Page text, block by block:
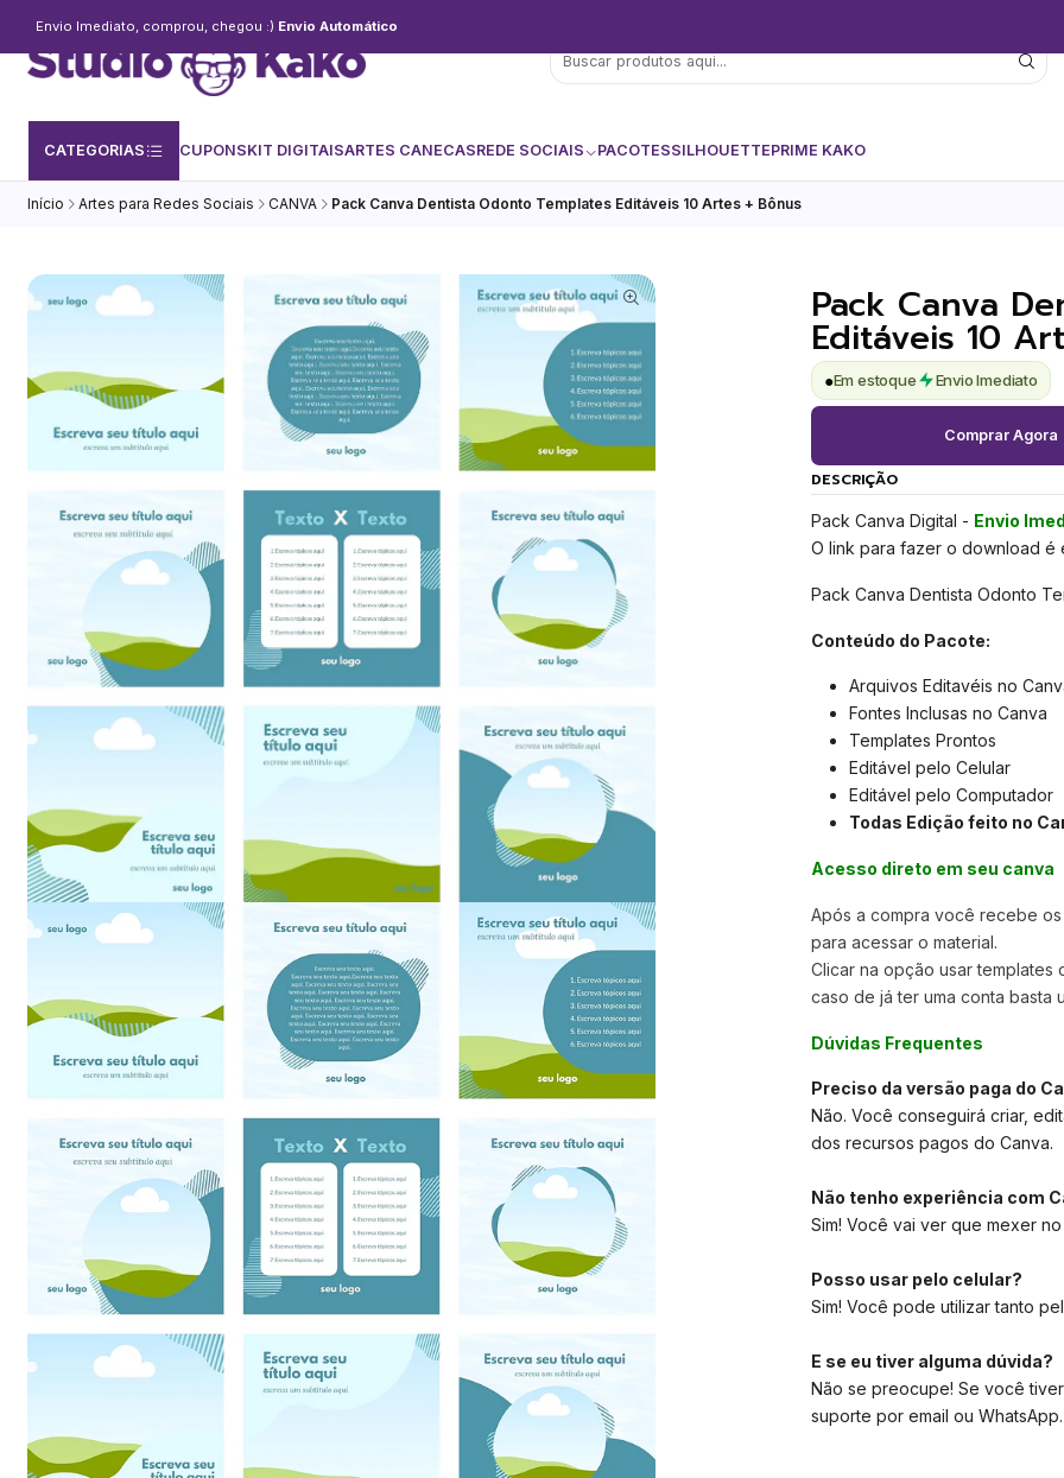
CATEGORIAS CUPONSKIT DIGITAISARTES CANECASREDE SOCIAIS PACOTESSILHOUETTEPRIME KAKO
Envio Imediato, comprou, chegou :) Envio Automático
Início Artes para Redes Sociais CANVA Pack Canva Dentista Odonto Templates Editáveis 10 Artes + Bônus
Pack Canva
Editáveis 10
●Em estoque Envio Imediato
Comprar Agora
DESCRIÇÃO
Pack Canva Digital - Envio
O link para fazer o download é
Pack Canva Dentista Odonto
Conteúdo do Pacote:
Arquivos Editavéis no
Fontes Inclusas no Canva
Templates Prontos
Editável pelo Celular
Editável pelo Computador
Todas Edição feito no
Acesso direto em seu canva
Após a compra você recebe
para acessar o material.
Clicar na opção usar templates
caso de já ter uma conta basta
Dúvidas Frequentes
Preciso da versão paga do
Não. Você conseguirá criar,
dos recursos pagos do Canva.
Não tenho experiência com
Sim! Você vai ver que mexer
Posso usar pelo celular?
Sim! Você pode utilizar tanto
E se eu tiver alguma dúvida?
Não se preocupe! Se você
suporte por email ou WhatsApp.